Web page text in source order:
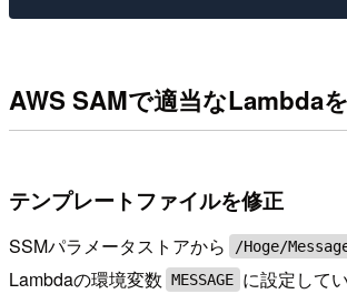
AWS SAMで適当なLambda
テンプレートファイルを修正
SSMパラメータストアから /Hoge/
Lambdaの環境変数 MESSAGE に設定してい